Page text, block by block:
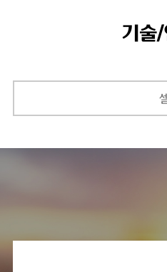
기술